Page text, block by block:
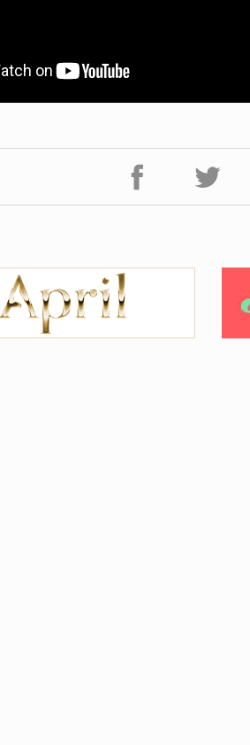
HAGEBA BOYS 2026
2026.07.31